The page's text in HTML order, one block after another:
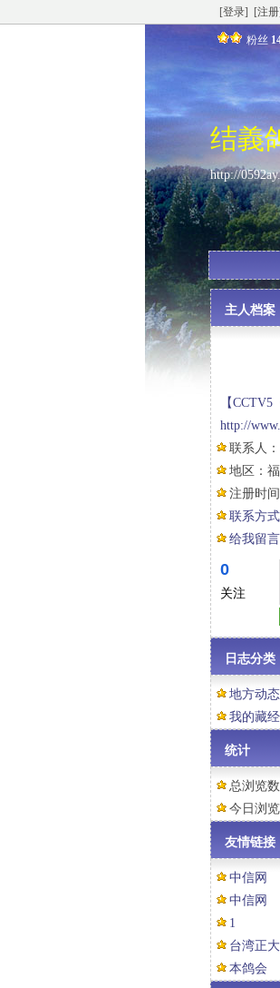
[登录] [注册]
粉丝
结義
http://
主人档案
【CCTV5
http://
联系人：
地区：
注册时间
联系方式
给我留言
0
关注
日志分类
地方动态
我的藏
统计
总浏览
今日浏
友情链接
中信网
中信网
1
台湾正
本鸽会